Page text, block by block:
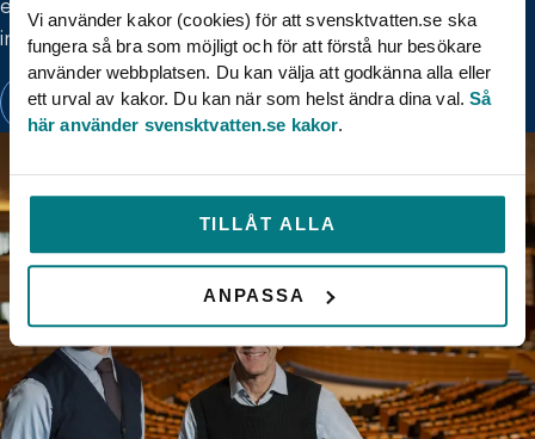
Vi använder kakor (cookies) för att svensktvatten.se ska
fungera så bra som möjligt och för att förstå hur besökare
använder webbplatsen. Du kan välja att godkänna alla eller
ett urval av kakor. Du kan när som helst ändra dina val.Så
här använder svensktvatten.se kakor.
TILLÅT ALLA
ANPASSA
internationella forskningssammanhang.
INTERNATIONELLT ARBETE